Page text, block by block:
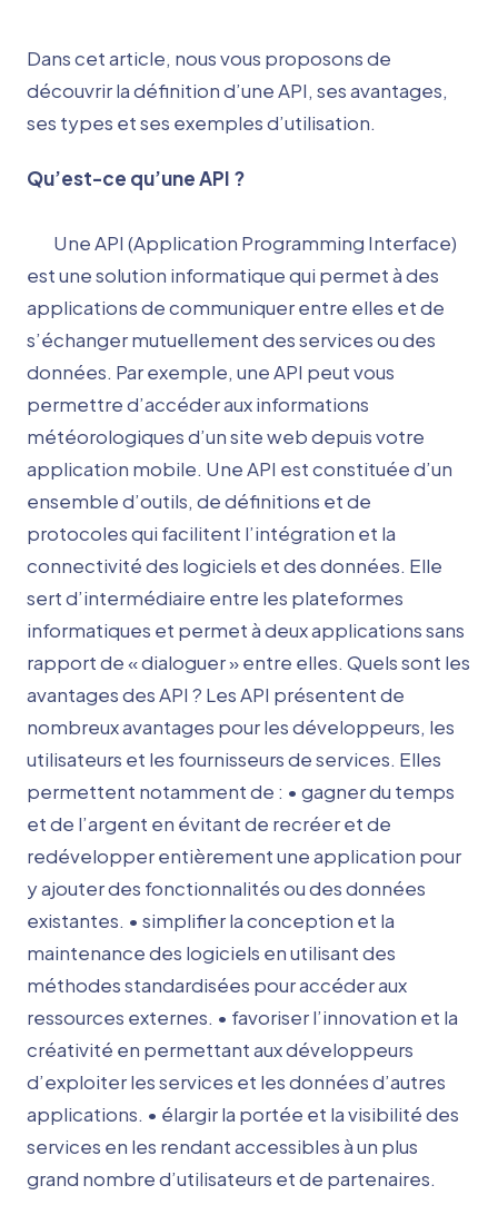
Dans cet article, nous vous proposons de
découvrir la définition d’une API, ses avantages,
ses types et ses exemples d’utilisation.
Qu’est-ce qu’une API ?
Une API (Application Programming Interface)
est une solution informatique qui permet à des
applications de communiquer entre elles et de
s’échanger mutuellement des services ou des
données. Par exemple, une API peut vous
permettre d’accéder aux informations
météorologiques d’un site web depuis votre
application mobile. Une API est constituée d’un
ensemble d’outils, de définitions et de
protocoles qui facilitent l’intégration et la
connectivité des logiciels et des données. Elle
sert d’intermédiaire entre les plateformes
informatiques et permet à deux applications sans
rapport de « dialoguer » entre elles. Quels sont les
avantages des API ? Les API présentent de
nombreux avantages pour les développeurs, les
utilisateurs et les fournisseurs de services. Elles
permettent notamment de : • gagner du temps
et de l’argent en évitant de recréer et de
redévelopper entièrement une application pour
y ajouter des fonctionnalités ou des données
existantes. • simplifier la conception et la
maintenance des logiciels en utilisant des
méthodes standardisées pour accéder aux
ressources externes. • favoriser l’innovation et la
créativité en permettant aux développeurs
d’exploiter les services et les données d’autres
applications. • élargir la portée et la visibilité des
services en les rendant accessibles à un plus
grand nombre d’utilisateurs et de partenaires.